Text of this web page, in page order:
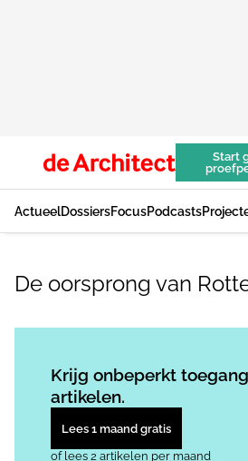
Start
ActueelDossiersFocusPodcasts
De oorsprong van
Krijg onbeperkt
artikelen.
Lees 1 maand gratis
of lees 2 artikelen per maand